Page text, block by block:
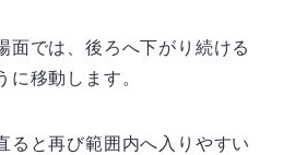
面では、後ろへ下がり続ける
に移動します。
ると再び範囲内へ入りやすい